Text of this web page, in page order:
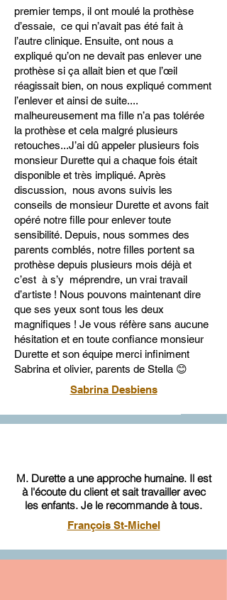
premier temps, il ont moulé la prothèse
d’essaie, ce qui n’avait pas été fait à
l’autre clinique. Ensuite, ont nous a
expliqué qu’on ne devait pas enlever une
prothèse si ça allait bien et que l’œil
réagissait bien, on nous expliqué comment
l’enlever et ainsi de suite....
malheureusement ma fille n’a pas tolérée
la prothèse et cela malgré plusieurs
retouches...J’ai dû appeler plusieurs fois
monsieur Durette qui a chaque fois était
disponible et très impliqué. Après
discussion, nous avons suivis les
conseils de monsieur Durette et avons fait
opéré notre fille pour enlever toute
sensibilité. Depuis, nous sommes des
parents comblés, notre filles portent sa
prothèse depuis plusieurs mois déjà et
c’est à s’y méprendre, un vrai travail
d’artiste ! Nous pouvons maintenant dire
que ses yeux sont tous les deux
magnifiques ! Je vous réfère sans aucune
hésitation et en toute confiance monsieur
Durette et son équipe merci infiniment
Sabrina et olivier, parents de Stella 😊
Sabrina Desbiens
M. Durette a une approche humaine. Il est
à l'écoute du client et sait travailler avec
les enfants. Je le recommande à tous.
François St-Michel